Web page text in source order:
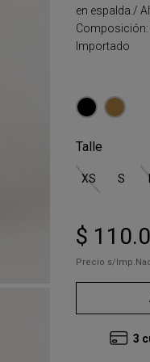
en espalda./
Composición:
Importado
Talle
XS S
$ 110.
Precio s/
3